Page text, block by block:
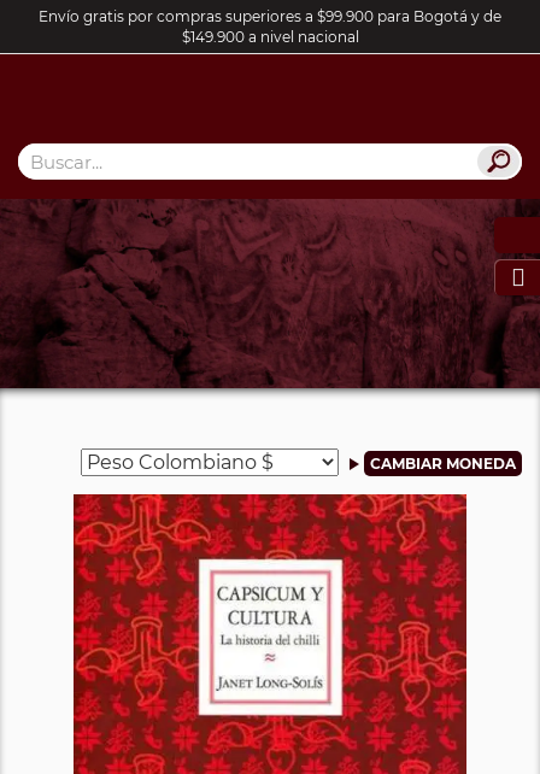
Envío gratis por compras superiores a $99.900 para Bogotá y de
$149.900 a nivel nacional
